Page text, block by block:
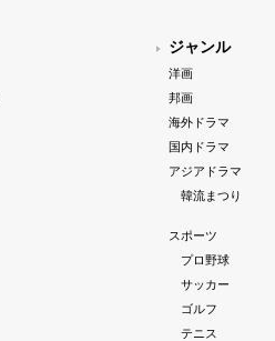
ジャンル
洋画
邦画
海外ドラマ
国内ドラマ
アジアドラマ
韓流まつり
スポーツ
プロ野球
サッカー
ゴルフ
テニス